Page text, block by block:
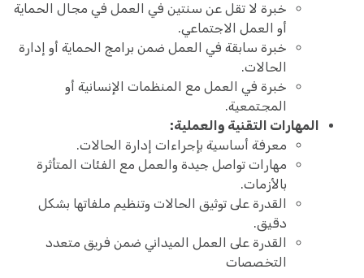
خبرة لا تقل عن سنتين في العمل في مجال الحماية
أو العمل الاجتماعي.
خبرة سابقة في العمل ضمن برامج الحماية أو إدارة
الحالات.
خبرة في العمل مع المنظمات الإنسانية أو
المجتمعية.
المهارات التقنية والعملية:
معرفة أساسية بإجراءات إدارة الحالات.
مهارات تواصل جيدة والعمل مع الفئات المتأثرة
بالأزمات.
القدرة على توثيق الحالات وتنظيم ملفاتها بشكل
دقيق.
القدرة على العمل الميداني ضمن فريق متعدد
التخصصات